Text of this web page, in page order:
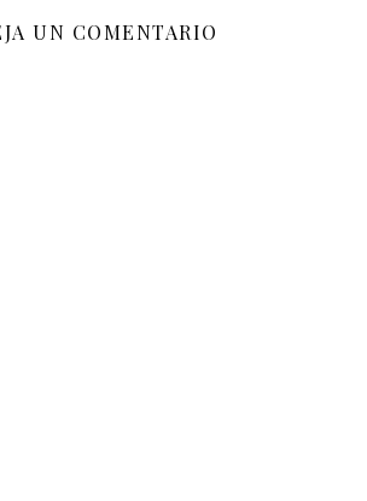
UN COMENTARIO